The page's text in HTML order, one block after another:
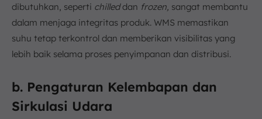
dibutuhkan, seperti chilleddan frozen, sangat membantu
dalam menjaga integritas produk. WMS memastikan
suhu tetap terkontrol dan memberikan visibilitas yang
lebih baik selama proses penyimpanan dan distribusi.
b. Pengaturan Kelembapan dan
Sirkulasi Udara